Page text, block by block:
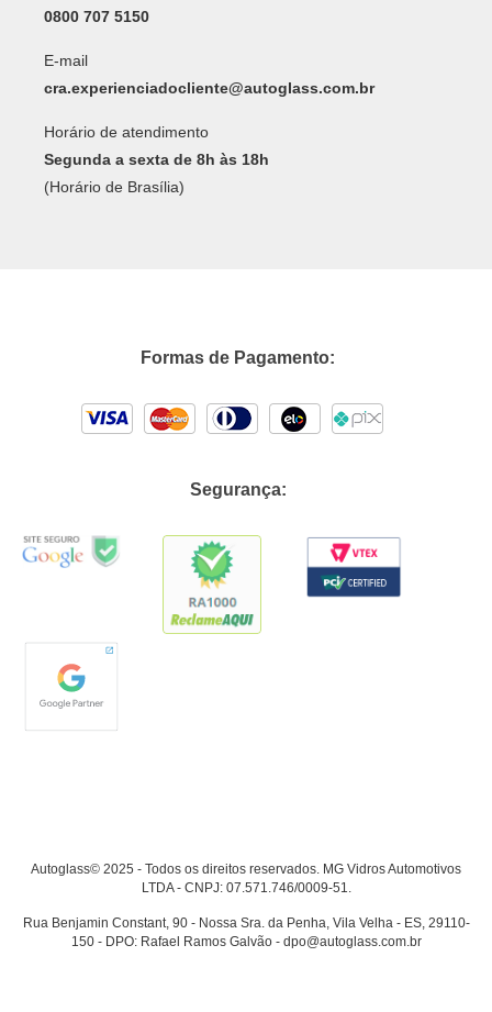
0800 707 5150
E-mail
cra.experienciadocliente@autoglass.com.br
Horário de atendimento
Segunda a sexta de 8h às 18h
(Horário de Brasília)
Formas de Pagamento:
Segurança:
Autoglass© 2025 - Todos os direitos reservados. MG Vidros Automotivos
LTDA - CNPJ: 07.571.746/0009-51.
Rua Benjamin Constant, 90 - Nossa Sra. da Penha, Vila Velha - ES, 29110-
150 - DPO: Rafael Ramos Galvão - dpo@autoglass.com.br